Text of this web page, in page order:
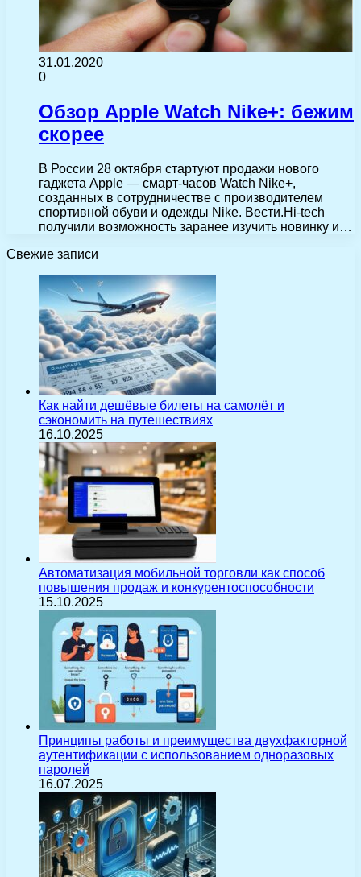
31.01.2020
0
Обзор Apple Watch Nike+: бежим
скорее
В России 28 октября стартуют продажи нового
гаджета Apple — смарт-часов Watch Nike+,
созданных в сотрудничестве с производителем
спортивной обуви и одежды Nike. Вести.Hi-tech
получили возможность заранее изучить новинку и…
Свежие записи
Как найти дешёвые билеты на самолёт и
сэкономить на путешествиях
16.10.2025
Автоматизация мобильной торговли как способ
повышения продаж и конкурентоспособности
15.10.2025
Принципы работы и преимущества двухфакторной
аутентификации с использованием одноразовых
паролей
16.07.2025